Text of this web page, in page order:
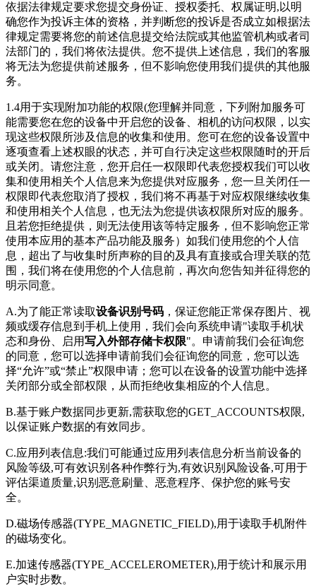
依据法律规定要求您提交身份证、授权委托、权属证明,以明
确您作为投诉主体的资格，并判断您的投诉是否成立如根据法
律规定需要将您的前述信息提交给法院或其他监管机构或者司
法部门的，我们将依法提供。您不提供上述信息，我们的客服
将无法为您提供前述服务，但不影响您使用我们提供的其他服
务。
1.4用于实现附加功能的权限(您理解并同意，下列附加服务可
能需要您在您的设备中开启您的设备、相机的访问权限，以实
现这些权限所涉及信息的收集和使用。您可在您的设备设置中
逐项查看上述权眼的状态，并可自行决定这些权限随时的开后
或关闭。请您注意，您开启任一权限即代表您授权我们可以收
集和使用相关个人信息来为您提供对应服务，您一旦关闭任一
权限即代表您取消了授权，我们将不再基于对应权限继续收集
和使用相关个人信息，也无法为您提供该权限所对应的服务。
且若您拒绝提供，则无法使用该等特定服务，但不影响您正常
使用本应用的基本产品功能及服务）如我们使用您的个人信
息，超出了与收集时所声称的目的及具有直接或合理关联的范
围，我们将在使用您的个人信息前，再次向您告知并征得您的
明示同意。
A.为了能正常读取设备识别号码 ，保证您能正常保存图片、视
频或缓存信息到手机上使用，我们会向系统申请"读取手机状
态和身份、启用写入外部存储卡权限"。申请前我们会征询您
的同意，您可以选择申请前我们会征询您的同意，您可以选
择“允许”或“禁止”权限申请；您可以在设备的设置功能中选择
关闭部分或全部权限，从而拒绝收集相应的个人信息。
B.基于账户数据同步更新,需获取您的GET_ACCOUNTS权限,
以保证账户数据的有效同步。
C.应用列表信息:我们可能通过应用列表信息分析当前设备的
风险等级,可有效识别各种作弊行为,有效识别风险设备,可用于
评估渠道质量,识别恶意刷量、恶意程序、保护您的账号安
全。
D.磁场传感器(TYPE_MAGNETIC_FIELD),用于读取手机附件
的磁场变化。
E.加速传感器(TYPE_ACCELEROMETER),用于统计和展示用
户实时步数。